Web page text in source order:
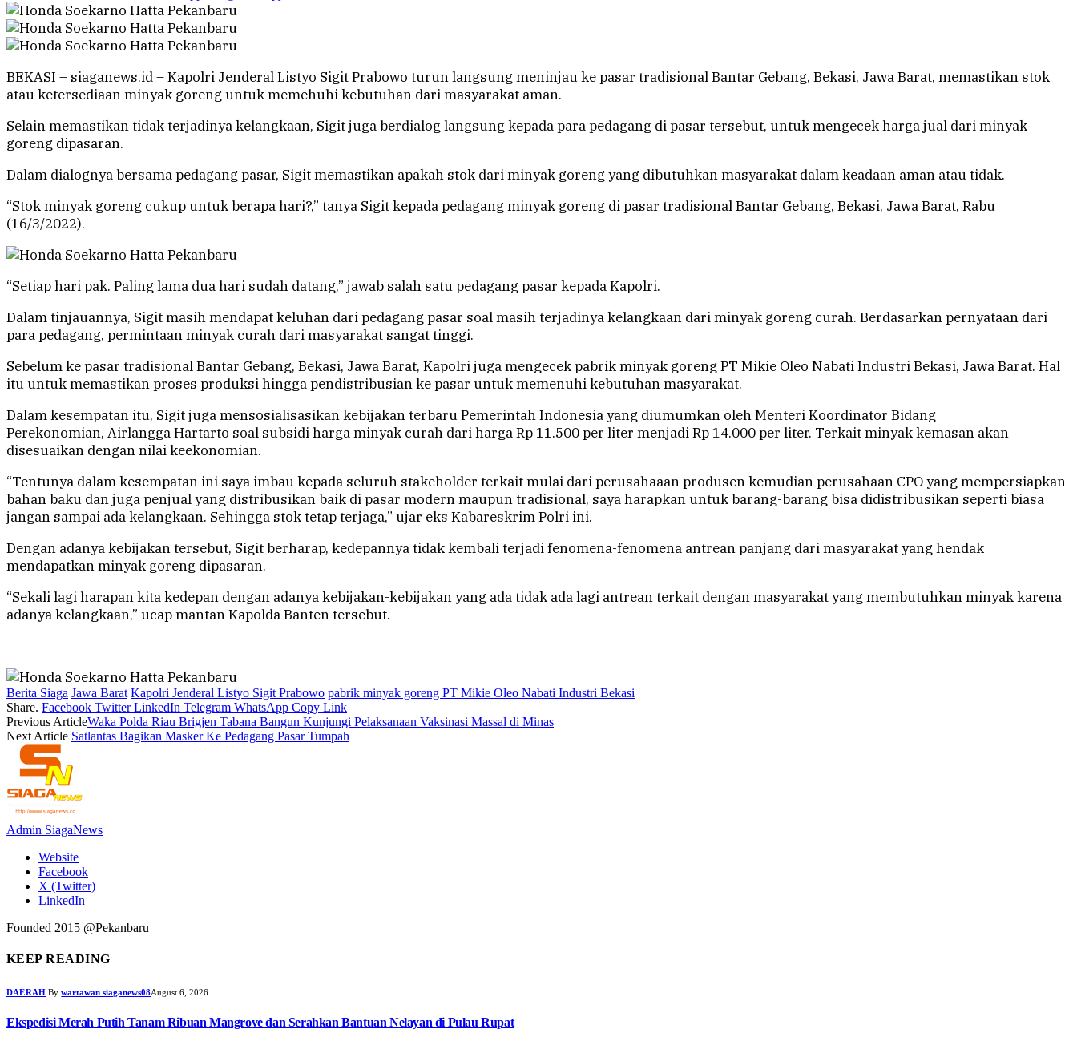
BEKASI – siaganews.id – Kapolri Jenderal Listyo Sigit Prabowo turun langsung meninjau ke pasar tradisional Bantar Gebang, Bekasi, Jawa Barat, memastikan stok
atau ketersediaan minyak goreng untuk memehuhi kebutuhan dari masyarakat aman.
Selain memastikan tidak terjadinya kelangkaan, Sigit juga berdialog langsung kepada para pedagang di pasar tersebut, untuk mengecek harga jual dari minyak
goreng dipasaran.
Dalam dialognya bersama pedagang pasar, Sigit memastikan apakah stok dari minyak goreng yang dibutuhkan masyarakat dalam keadaan aman atau tidak.
“Stok minyak goreng cukup untuk berapa hari?,” tanya Sigit kepada pedagang minyak goreng di pasar tradisional Bantar Gebang, Bekasi, Jawa Barat, Rabu
(16/3/2022).
“Setiap hari pak. Paling lama dua hari sudah datang,” jawab salah satu pedagang pasar kepada Kapolri.
Dalam tinjauannya, Sigit masih mendapat keluhan dari pedagang pasar soal masih terjadinya kelangkaan dari minyak goreng curah. Berdasarkan pernyataan dari
para pedagang, permintaan minyak curah dari masyarakat sangat tinggi.
Sebelum ke pasar tradisional Bantar Gebang, Bekasi, Jawa Barat, Kapolri juga mengecek pabrik minyak goreng PT Mikie Oleo Nabati Industri Bekasi, Jawa Barat. Hal
itu untuk memastikan proses produksi hingga pendistribusian ke pasar untuk memenuhi kebutuhan masyarakat.
Dalam kesempatan itu, Sigit juga mensosialisasikan kebijakan terbaru Pemerintah Indonesia yang diumumkan oleh Menteri Koordinator Bidang
Perekonomian, Airlangga Hartarto soal subsidi harga minyak curah dari harga Rp 11.500 per liter menjadi Rp 14.000 per liter. Terkait minyak kemasan akan
disesuaikan dengan nilai keekonomian.
“Tentunya dalam kesempatan ini saya imbau kepada seluruh stakeholder terkait mulai dari perusahaaan produsen kemudian perusahaan CPO yang mempersiapkan
bahan baku dan juga penjual yang distribusikan baik di pasar modern maupun tradisional, saya harapkan untuk barang-barang bisa didistribusikan seperti biasa
jangan sampai ada kelangkaan. Sehingga stok tetap terjaga,” ujar eks Kabareskrim Polri ini.
Dengan adanya kebijakan tersebut, Sigit berharap, kedepannya tidak kembali terjadi fenomena-fenomena antrean panjang dari masyarakat yang hendak
mendapatkan minyak goreng dipasaran.
“Sekali lagi harapan kita kedepan dengan adanya kebijakan-kebijakan yang ada tidak ada lagi antrean terkait dengan masyarakat yang membutuhkan minyak karena
adanya kelangkaan,” ucap mantan Kapolda Banten tersebut.
Berita Siaga Jawa Barat Kapolri Jenderal Listyo Sigit Prabowo pabrik minyak goreng PT Mikie Oleo Nabati Industri Bekasi
Share. Facebook Twitter LinkedIn Telegram WhatsApp Copy Link
Previous ArticleWaka Polda Riau Brigjen Tabana Bangun Kunjungi Pelaksanaan Vaksinasi Massal di Minas
Next Article Satlantas Bagikan Masker Ke Pedagang Pasar Tumpah
Admin SiagaNews
Website
Facebook
X (Twitter)
LinkedIn
Founded 2015 @Pekanbaru
KEEP READING
DAERAH By wartawan siaganews08August 6, 2026
Ekspedisi Merah Putih Tanam Ribuan Mangrove dan Serahkan Bantuan Nelayan di Pulau Rupat